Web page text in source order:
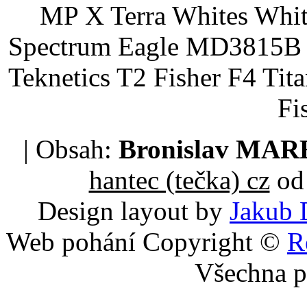
MP X Terra Whites
Spectrum Eagle
Teknetics T2 Fisher F4
| Obsah: Bronislav
hantec (tečka) czod
Design layout by Jakub
Web pohání Copyright ©
Všechna